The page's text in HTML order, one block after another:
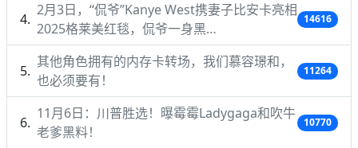
2月3日，“侃爷”Kanye West携妻子比安卡亮相
2025格莱美红毯，侃爷一身黑…
14616
其他角色拥有的内存卡转场，我们慕容璟和，
也必须要有！
11264
11月6日：川普胜选！曝霉霉Ladygaga和吹牛
老爹黑料！
10770